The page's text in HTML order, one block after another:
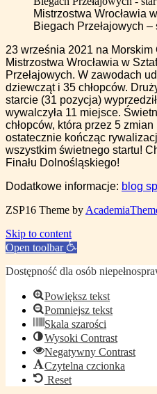
Mistrzostwa Wrocławia
Biegach Przełajowych –
23 września 2021 na Morskim
Mistrzostwa Wrocławia w
Przełajowych. W zawodach
dziewcząt i 35 chłopców.
starcie (31 pozycja)
wywalczyła 11 miejsce.
chłopców, która przez 5 zmian
ostatecznie kończąc
wszystkim świetnego startu!
Finału Dolnośląskiego!
Dodatkowe informacje: blog
ZSP16 Theme by
Skip to content
Open toolbar
Dostępność dla osób
Powiększ tekst
Pomniejsz tekst
Skala szarości
Wysoki Contrast
Negatywny Contrast
Czytelna czcionka
Reset